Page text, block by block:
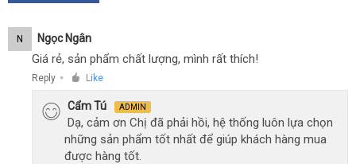
N Ngọc Ngân
Giá rẻ, sản phẩm chất lượng, mình rất thích!
Reply ● Like
Cẩm Tú ADMIN
Dạ, cảm ơn Chị đã phải hồi, hệ thống luôn lựa chọn
những sản phẩm tốt nhất để giúp khách hàng mua
được hàng tốt.